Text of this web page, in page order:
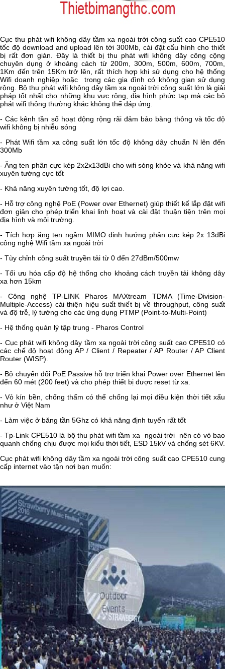
Cục thu phát wifi không dây tầm xa ngoài trời công suất cao CPE510
tốc độ download and upload lên tới 300Mb, cài đặt cấu hình cho thiết
bị rất đơn giản. Đây là thiết bị thu phát wifi không dây công cộng
chuyên dụng ở khoảng cách từ 200m, 300m, 500m, 600m, 700m,
1Km đến trên 15Km trở lên, rất thích hợp khi sử dụng cho hệ thống
Wifi doanh nghiệp hoặc trong các gia đình có không gian sử dụng
rộng. Bộ thu phát wifi không dây tầm xa ngoài trời công suất lớn là giải
pháp tốt nhất cho những khu vực rộng, địa hình phức tạp mà các bộ
phát wifi thông thường khác không thể đáp ứng.
- Các kênh tần số hoạt động rộng rãi đảm bảo băng thông và tốc độ
wifi không bị nhiễu sóng
- Phát Wifi tầm xa công suất lớn tốc độ không dây chuẩn N lên đến
300Mb
- Ăng ten phân cực kép 2x2x13dBi cho wifi sóng khỏe và khả năng wifi
xuyên tường cực tốt
- Khả năng xuyên tường tốt, độ lợi cao.
- Hỗ trợ công nghệ PoE (Power over Ethernet) giúp thiết kế lắp đặt wifi
đơn giản cho phép triển khai linh hoạt và cài đặt thuận tiện trên mọi
địa hình và môi trường.
- Tích hợp ăng ten ngầm MIMO định hướng phân cực kép 2x 13dBi
công nghệ Wifi tầm xa ngoài trời
- Tùy chỉnh công suất truyền tải từ 0 đến 27dBm/500mw
- Tối ưu hóa cấp độ hệ thống cho khoảng cách truyền tải không dây
xa hơn 15km
- Công nghệ TP-LINK Pharos MAXtream TDMA (Time-Division-
Multiple-Access) cải thiện hiệu suất thiết bị về throughput, công suất
và độ trễ, lý tưởng cho các ứng dụng PTMP (Point-to-Multi-Point)
- Hệ thống quản lý tập trung - Pharos Control
- Cục phát wifi không dây tầm xa ngoài trời công suất cao CPE510 có
các chế độ hoạt động AP / Client / Repeater / AP Router / AP Client
Router (WISP).
- Bộ chuyển đổi PoE Passive hỗ trợ triển khai Power over Ethernet lên
đến 60 mét (200 feet) và cho phép thiết bị được reset từ xa.
- Vỏ kín bền, chống thấm có thể chống lại mọi điều kiện thời tiết xấu
như ở Việt Nam
- Làm việc ở băng tần 5Ghz có khả năng định tuyến rất tốt
- Tp-Link CPE510 là bộ thu phát wifi tầm xa ngoài trời nên có vỏ bao
quanh chống chịu được mọi kiểu thời tiết, ESD 15kV và chống sét 6KV.
Cục phát wifi không dây tầm xa ngoài trời công suất cao CPE510 cung
cấp internet vào tận nơi bạn muốn: